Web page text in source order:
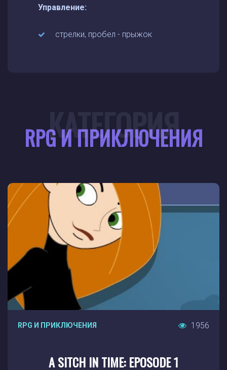
Управление:
стрелки, пробел - прыжок
RPG И ПРИКЛЮЧЕНИЯ
КАТЕГОРИЯ
RPG И ПРИКЛЮЧЕНИЯ 1956
A SITCH IN TIME: EPOSODE 1